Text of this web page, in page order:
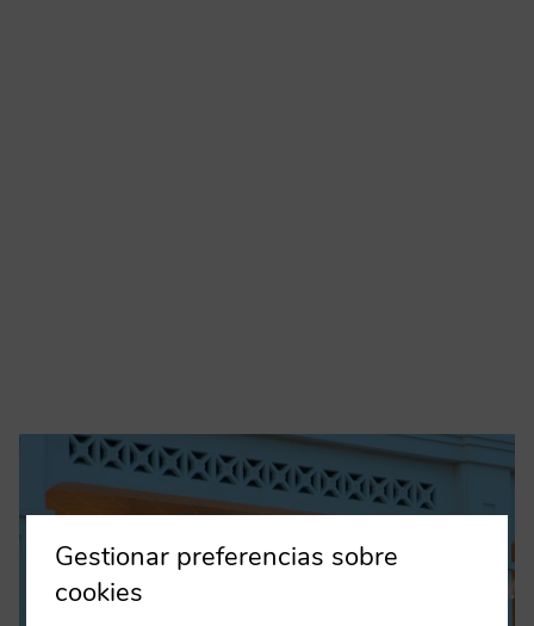
Gestionar preferencias sobre
cookies